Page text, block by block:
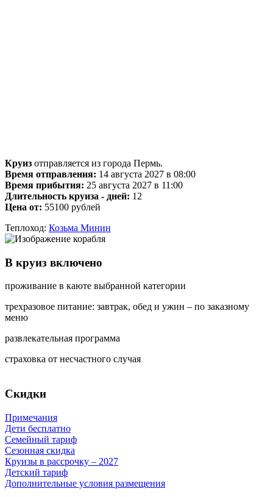
Круиз отправляется из города Пермь.
Время отправления: 14 августа 2027 в 08:00
Время прибытия: 25 августа 2027 в 11:00
Длительность круиза - дней: 12
Цена от: 55100 рублей
Теплоход: Козьма Минин
В круиз включено
проживание в каюте выбранной категории
трехразовое питание: завтрак, обед и ужин – по заказному
меню
развлекательная программа
страховка от несчастного случая
Скидки
Примечания
Дети бесплатно
Семейный тариф
Сезонная скидка
Круизы в рассрочку – 2027
Детский тариф
Дополнительные условия размещения